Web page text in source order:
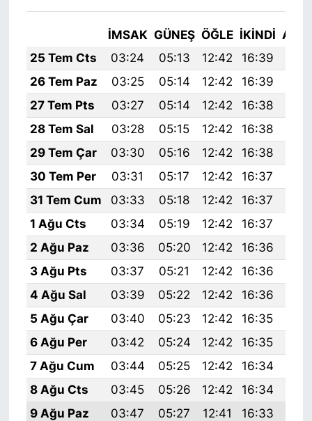
İMSAK GÜNEŞ ÖĞLE İKINDI
25 Tem Cts
03:24 05:13 12:42 16:39
26 Tem Paz
03:25 05:14 12:42 16:39
27 Tem Pts
03:27 05:14 12:42 16:38
28 Tem Sal
03:28 05:15 12:42 16:38
29 Tem Çar
03:30 05:16 12:42 16:38
30 Tem Per
03:31 05:17 12:42 16:37
31 Tem Cum
03:33 05:18 12:42 16:37
1 Ağu Cts
03:34 05:19 12:42 16:37
2 Ağu Paz
03:36 05:20 12:42 16:36
3 Ağu Pts
03:37 05:21 12:42 16:36
4 Ağu Sal
03:39 05:22 12:42 16:36
5 Ağu Çar
03:40 05:23 12:42 16:35
6 Ağu Per
03:42 05:24 12:42 16:35
7 Ağu Cum
03:44 05:25 12:42 16:34
8 Ağu Cts
03:45 05:26 12:42 16:34
9 Ağu Paz
03:47 05:27 12:41 16:33